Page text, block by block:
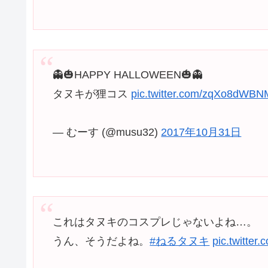
👻🎃HAPPY HALLOWEEN🎃👻
タヌキが狸コス pic.twitter.com/
— むーす (@musu32) 2017年10月31日
これはタヌキのコスプレじゃないよね…。
うん、そうだよね。#ねるタヌキ